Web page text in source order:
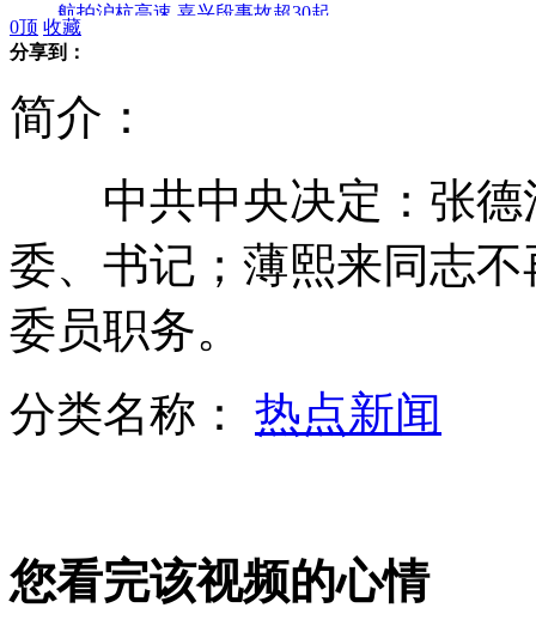
航拍沪杭高速 嘉兴段事故超30起
直击北京铁路客流 北京站破13万
90后男生秀近景魔术 惊呆台湾学妹
空中直击上海出城高速大拥堵
0顶 收藏
分享到：
简介：
中共中央决定：张德
委、书记；薄熙来同志
委员职务。
分类名称： 热点新闻
您看完该视频的心情